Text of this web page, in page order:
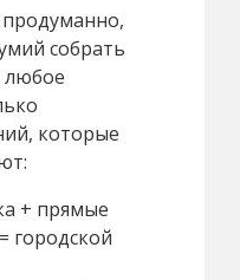
продуманно,
собрать
любое
которые
+ прямые
городской